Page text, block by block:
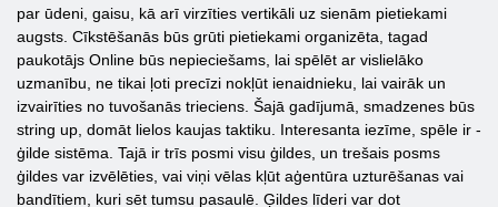
par ūdeni, gaisu, kā arī virzīties vertikāli uz sienām pietiekami
augsts. Cīkstēšanās būs grūti pietiekami organizēta, tagad
paukotājs Online būs nepieciešams, lai spēlēt ar vislielāko
uzmanību, ne tikai ļoti precīzi nokļūt ienaidnieku, lai vairāk un
izvairīties no tuvošanās trieciens. Šajā gadījumā, smadzenes būs
string up, domāt lielos kaujas taktiku. Interesanta iezīme, spēle ir -
ģilde sistēma. Tajā ir trīs posmi visu ģildes, un trešais posms
ģildes var izvēlēties, vai viņi vēlas kļūt aģentūra uzturēšanas vai
bandītiem, kuri sēt tumsu pasaulē. Ģildes līderi var dot